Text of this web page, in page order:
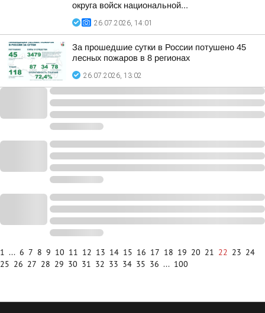
округа войск национальной...
26.07.2026, 14:01
За прошедшие сутки в России потушено 45
лесных пожаров в 8 регионах
26.07.2026, 13:02
1 ... 6 7 8 9 10 11 12 13 14 15 16 17 18 19 20 21 22 23 24
25 26 27 28 29 30 31 32 33 34 35 36 ... 100